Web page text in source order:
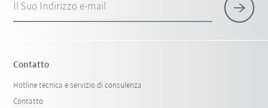
Il Suo Indirizzo e-mail
Contatto
Hotline tecnica e servizio di consulenza
Contatto